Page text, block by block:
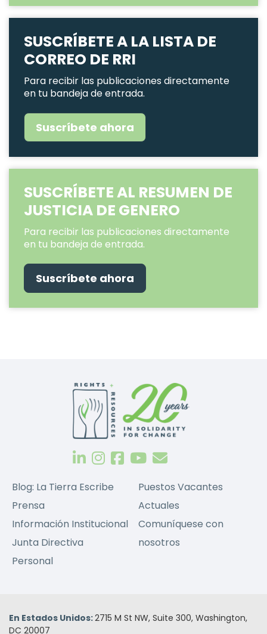
SUSCRÍBETE A LA LISTA DE
CORREO DE RRI
Para recibir las publicaciones directamente
en tu bandeja de entrada.
Suscríbete ahora
SUSCRÍBETE AL RESUMEN DE
JUSTICIA DE GENERO
Para recibir las publicaciones directamente
en tu bandeja de entrada.
Suscríbete ahora
Blog: La Tierra Escribe
Prensa
Información Institucional
Junta Directiva
Personal
Puestos Vacantes
Actuales
Comuníquese con
nosotros
En Estados Unidos:2715 M St NW, Suite 300, Washington,
DC 20007